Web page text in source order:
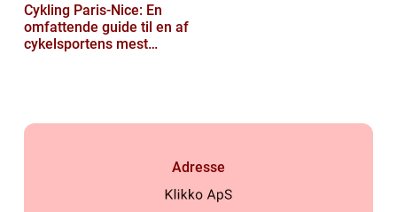
Cykling Paris-Nice: En
omfattende guide til en af
cykelsportens mest
Adresse